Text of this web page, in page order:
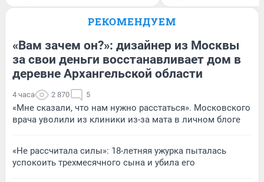
РЕКОМЕНДУЕМ
«Вам зачем он?»: дизайнер из Москвы
за свои деньги восстанавливает дом в
деревне Архангельской области
4 часа 2 870 5
«Мне сказали, что нам нужно расстаться». Московского
врача уволили из клиники из-за мата в личном блоге
«Не рассчитала силы»: 18-летняя ужурка пыталась
успокоить трехмесячного сына и убила его